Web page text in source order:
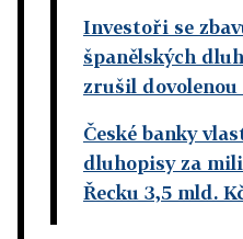
Investoři se
španělských
zrušil dovolenou
České banky
dluhopisy za
Řecku 3,5 mld.